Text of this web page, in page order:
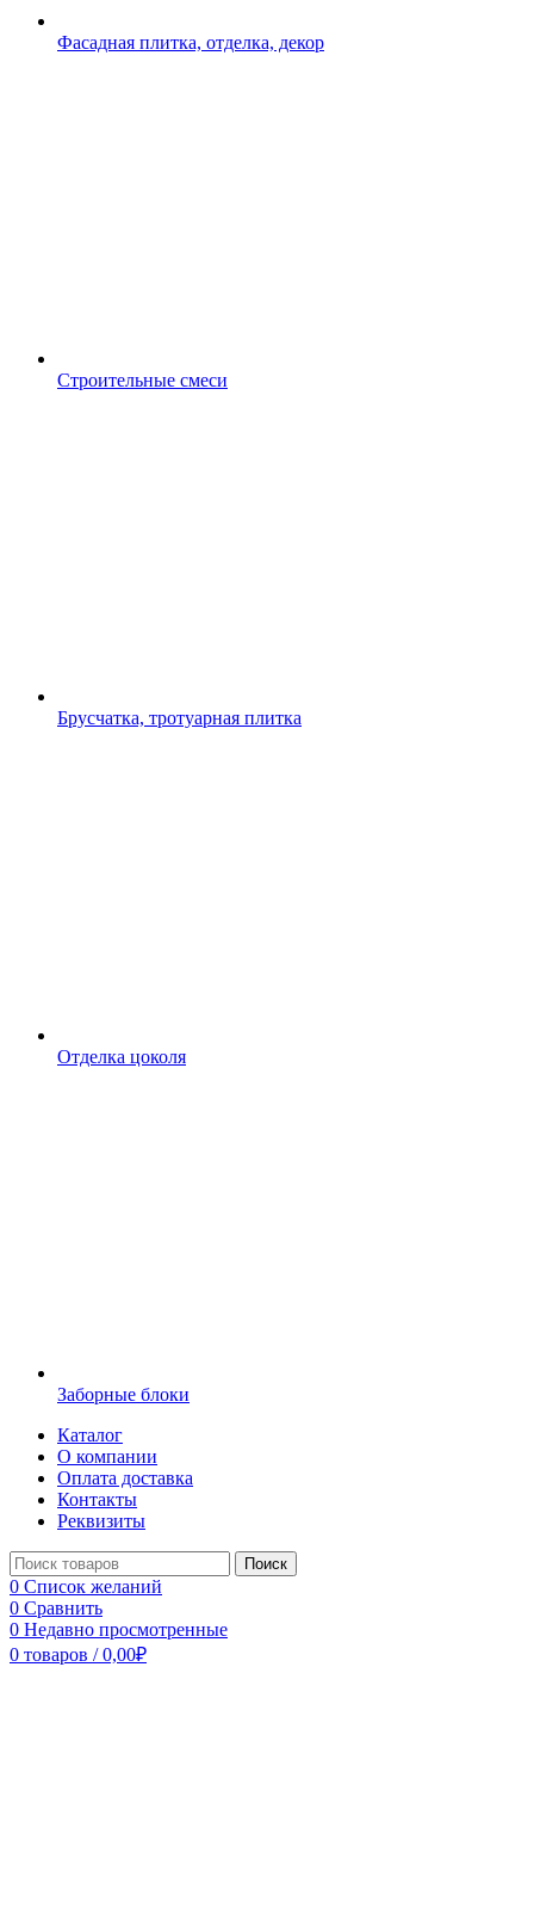
Фасадная плитка, отделка, декор
Строительные смеси
Брусчатка, тротуарная плитка
Отделка цоколя
Заборные блоки
Каталог
О компании
Оплата доставка
Контакты
Реквизиты
Поиск
0 Список желаний
0 Сравнить
0 Недавно просмотренные
0 товаров / 0,00₽